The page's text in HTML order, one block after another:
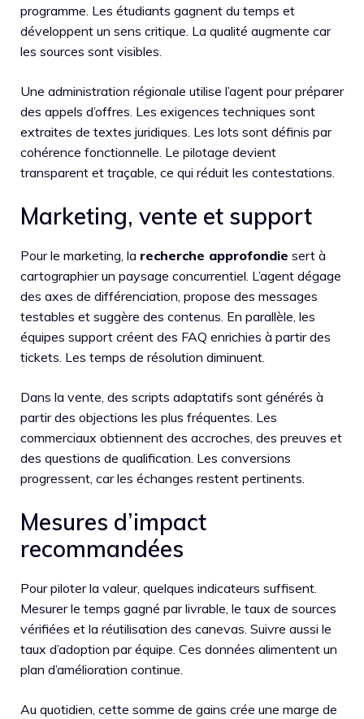
programme. Les étudiants gagnent du temps et
développent un sens critique. La qualité augmente car
les sources sont visibles.
Une administration régionale utilise l’agent pour préparer
des appels d’offres. Les exigences techniques sont
extraites de textes juridiques. Les lots sont définis par
cohérence fonctionnelle. Le pilotage devient
transparent et traçable, ce qui réduit les contestations.
Marketing, vente et support
Pour le marketing, la recherche approfondie sert à
cartographier un paysage concurrentiel. L’agent dégage
des axes de différenciation, propose des messages
testables et suggère des contenus. En parallèle, les
équipes support créent des FAQ enrichies à partir des
tickets. Les temps de résolution diminuent.
Dans la vente, des scripts adaptatifs sont générés à
partir des objections les plus fréquentes. Les
commerciaux obtiennent des accroches, des preuves et
des questions de qualification. Les conversions
progressent, car les échanges restent pertinents.
Mesures d’impact
recommandées
Pour piloter la valeur, quelques indicateurs suffisent.
Mesurer le temps gagné par livrable, le taux de sources
vérifiées et la réutilisation des canevas. Suivre aussi le
taux d’adoption par équipe. Ces données alimentent un
plan d’amélioration continue.
Au quotidien, cette somme de gains crée une marge de